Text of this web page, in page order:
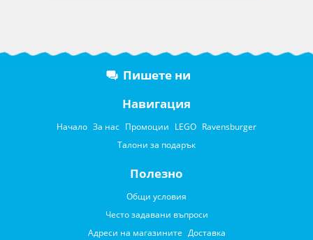
Пишете ни
Навигация
Начало За нас Промоции LEGO Ravensburger
Талони за подарък
Полезно
Общи условия
Често задавани въпроси
Адреси на магазините Доставка